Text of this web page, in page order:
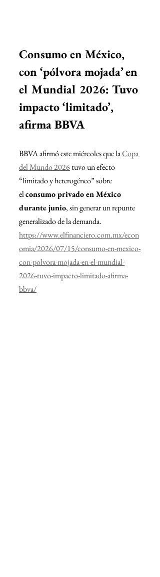
Consumo en México,
con ‘pólvora mojada’ en
el Mundial 2026: Tuvo
impacto ‘limitado’,
afirma BBVA
BBVA afirmó este miércoles que la Copa
del Mundo 2026 tuvo un efecto
“limitado y heterogéneo” sobre
el consumo privado en México
durante junio, sin generar un repunte
generalizado de la demanda.
https://www.elfinanciero.com.mx/econ
omia/2026/07/15/consumo-en-mexico-
con-polvora-mojada-en-el-mundial-
2026-tuvo-impacto-limitado-afirma-
bbva/